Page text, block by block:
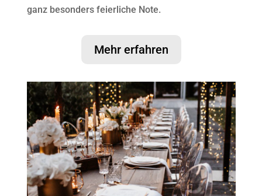
ganz besonders feierliche Note.
Mehr erfahren